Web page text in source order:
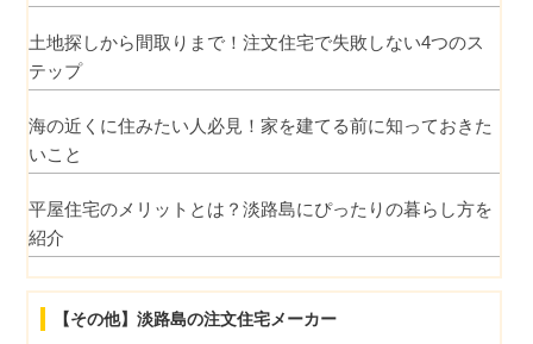
土地探しから間取りまで！注文住宅で失敗しない4つのス
テップ
海の近くに住みたい人必見！家を建てる前に知っておきた
いこと
平屋住宅のメリットとは？淡路島にぴったりの暮らし方を
紹介
【その他】淡路島の注文住宅メーカー